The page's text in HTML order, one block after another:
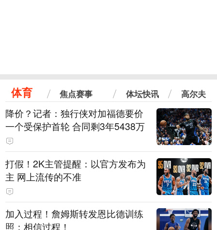
体育 焦点赛事 体坛快讯 高尔夫
降价？记者：独行侠对加福德要价
一个受保护首轮 合同剩3年5438万
打假！2K主管提醒：以官方发布为
主 网上流传的不准
加入过程！詹姆斯转发恩比德训练
照：相信过程！